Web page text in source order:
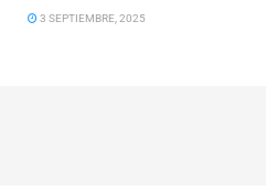
3 SEPTIEMBRE, 2025